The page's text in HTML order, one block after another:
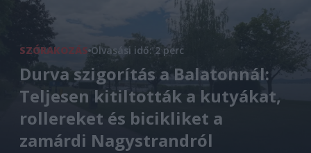
SZÓRAKOZÁS Olvasási idő: 2 perc
Durva szigorítás a Balatonnál:
Teljesen kitiltották a kutyákat,
rollereket és bicikliket a
zamárdi Nagystrandról